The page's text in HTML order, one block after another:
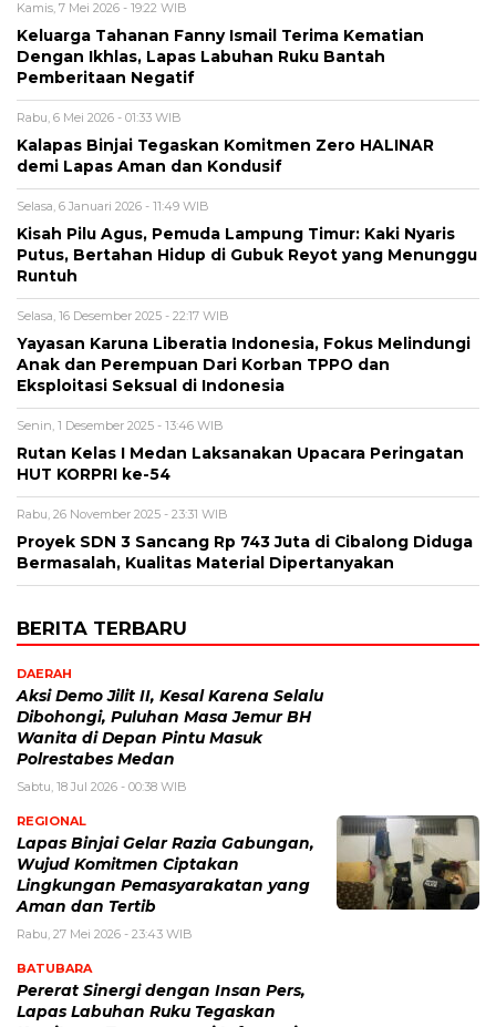
Kamis, 7 Mei 2026 - 19:22 WIB
Keluarga Tahanan Fanny Ismail Terima Kematian
Dengan Ikhlas, Lapas Labuhan Ruku Bantah
Pemberitaan Negatif
Rabu, 6 Mei 2026 - 01:33 WIB
Kalapas Binjai Tegaskan Komitmen Zero HALINAR
demi Lapas Aman dan Kondusif
Selasa, 6 Januari 2026 - 11:49 WIB
Kisah Pilu Agus, Pemuda Lampung Timur: Kaki Nyaris
Putus, Bertahan Hidup di Gubuk Reyot yang Menunggu
Runtuh
Selasa, 16 Desember 2025 - 22:17 WIB
Yayasan Karuna Liberatia Indonesia, Fokus Melindungi
Anak dan Perempuan Dari Korban TPPO dan
Eksploitasi Seksual di Indonesia
Senin, 1 Desember 2025 - 13:46 WIB
Rutan Kelas I Medan Laksanakan Upacara Peringatan
HUT KORPRI ke-54
Rabu, 26 November 2025 - 23:31 WIB
Proyek SDN 3 Sancang Rp 743 Juta di Cibalong Diduga
Bermasalah, Kualitas Material Dipertanyakan
BERITA TERBARU
DAERAH
Aksi Demo Jilit II, Kesal Karena Selalu
Dibohongi, Puluhan Masa Jemur BH
Wanita di Depan Pintu Masuk
Polrestabes Medan
Sabtu, 18 Jul 2026 - 00:38 WIB
REGIONAL
Lapas Binjai Gelar Razia Gabungan,
Wujud Komitmen Ciptakan
Lingkungan Pemasyarakatan yang
Aman dan Tertib
Rabu, 27 Mei 2026 - 23:43 WIB
BATUBARA
Pererat Sinergi dengan Insan Pers,
Lapas Labuhan Ruku Tegaskan